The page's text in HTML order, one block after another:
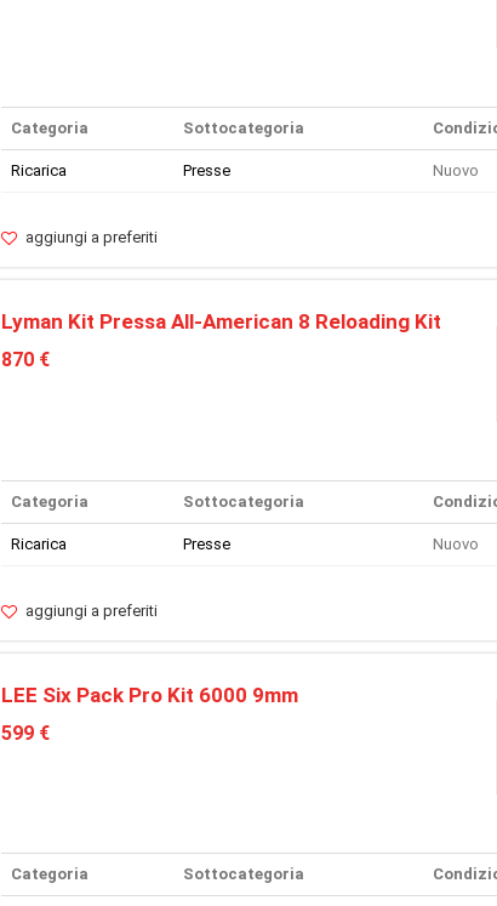
Categoria Sottocategoria
Ricarica Presse Nuovo
aggiungi a preferiti
Lyman Kit Pressa All-American 8 Reloading Kit
870 €
Categoria Sottocategoria
Ricarica Presse Nuovo
aggiungi a preferiti
LEE Six Pack Pro Kit 6000 9mm
599 €
Categoria Sottocategoria